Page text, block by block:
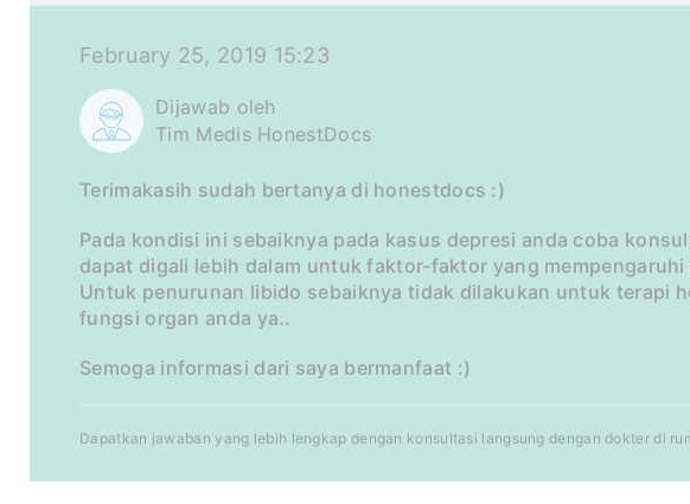
February 25, 2019 15:23
Dijawab oleh
Tim Medis HonestDocs
Terimakasih sudah bertanya di honestdocs :)
Pada kondisi ini sebaiknya pada kasus depresi anda coba
dapat digali lebih dalam untuk faktor-faktor yang
Untuk penurunan libido sebaiknya tidak dilakukan untuk terapi
fungsi organ anda ya..
Semoga informasi dari saya bermanfaat :)
Dapatkan jawaban yang lebih lengkap dengan konsultasi langsung dengan dokter di